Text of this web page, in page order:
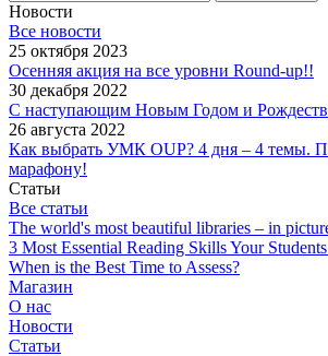
Новости
Все новости
25 октября 2023
Осенняя акция на все уровни Round-up!!
30 декабря 2022
С наступающим Новым Годом и
26 августа 2022
Как выбрать УМК OUP? 4 дня – 4 темы.
марафону!
Статьи
Все статьи
The world's most beautiful libraries – in
3 Most Essential Reading Skills Your
When is the Best Time to Assess?
Магазин
О нас
Новости
Статьи